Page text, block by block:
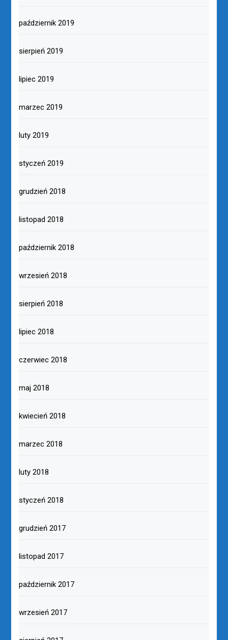
październik 2019
sierpień 2019
lipiec 2019
marzec 2019
luty 2019
styczeń 2019
grudzień 2018
listopad 2018
październik 2018
wrzesień 2018
sierpień 2018
lipiec 2018
czerwiec 2018
maj 2018
kwiecień 2018
marzec 2018
luty 2018
styczeń 2018
grudzień 2017
listopad 2017
październik 2017
wrzesień 2017